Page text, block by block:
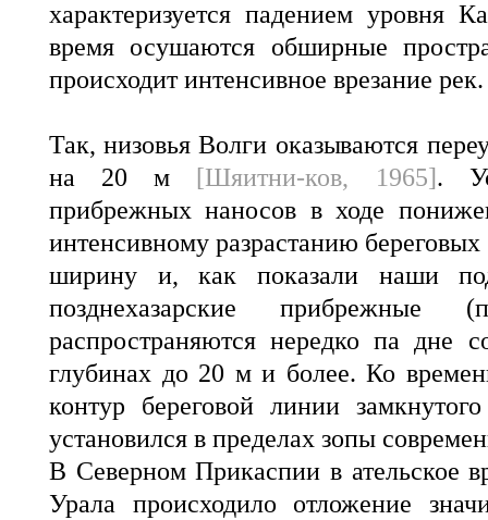
характеризуется падением уровня
время осушаются обширные
происходит интенсивное врезание рек.
Так, низовья Волги оказываются
на 20 м [Шяитни-ков, 1965].
прибрежных наносов в ходе
интенсивному разрастанию
ширину и, как показали наши
позднехазарские прибрежные
распространяются нередко па дне
глубинах до 20 м и более. Ко
контур береговой линии
установился в пределах зопы
В Северном Прикаспии в ательское
Урала происходило отложение